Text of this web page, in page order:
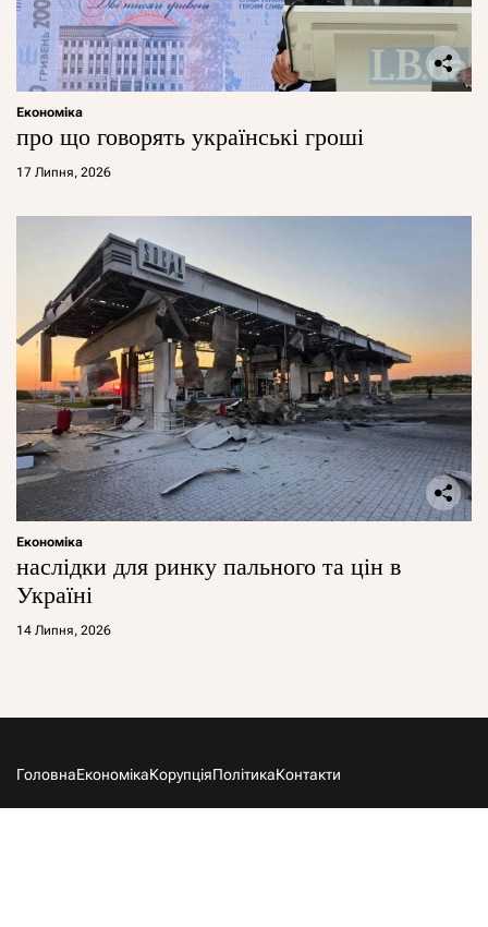
Економіка
про що говорять українські гроші
17 Липня, 2026
Економіка
наслідки для ринку пального та цін в
Україні
14 Липня, 2026
ГоловнаЕкономікаКорупціяПолітикаКонтакти